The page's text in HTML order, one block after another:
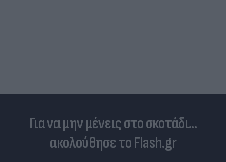
Για να μην μένεις στο σκοτάδι...
ακολούθησε το Flash.gr